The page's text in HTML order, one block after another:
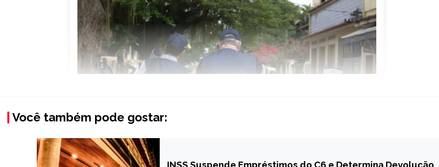
Você também pode gostar:
BRASIL
INSS Suspende Empréstimos do C6 e Determina Devolução